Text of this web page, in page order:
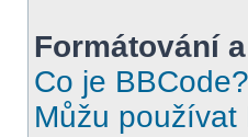
Formátování
Co je BBCode?
Můžu používat